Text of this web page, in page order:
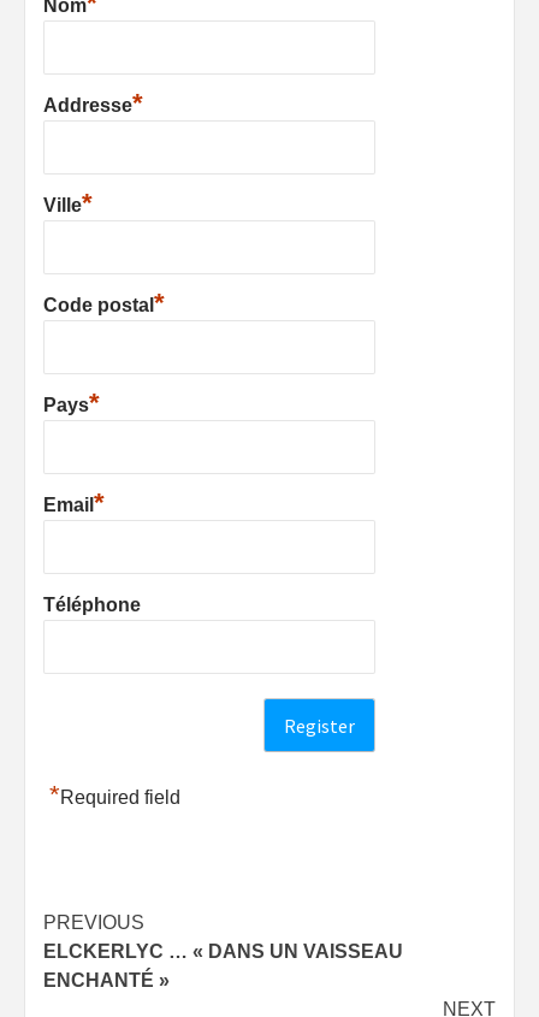
Nom
Addresse*
Ville*
Code postal *
Pays*
Email *
Téléphone
*Required field
Post
navigation
PREVIOUS
ELCKERLYC … « DANS UN VAISSEAU
ENCHANTÉ »
NEXT